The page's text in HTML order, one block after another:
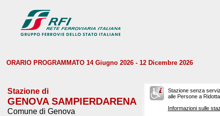
ORARIO PROGRAMMATO 14 Giugno 2026 - 12 Dicembre 2026
Stazione di
GENOVA SAMPIERDARENA
Comune di Genova
Stazione senza
alle Persone a
Informazioni sulle